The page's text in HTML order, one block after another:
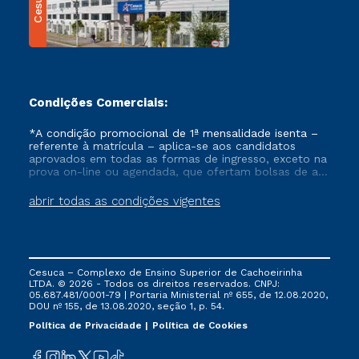
Condições Comerciais:
abrir todas as condições vigentes
*A condição promocional de 1ª mensalidade isenta –
referente à matrícula – aplica-se aos candidatos
aprovados em todas as formas de ingresso, exceto na
prova on-line ou agendada, que ofertam bolsas de até
vigente, que ainda não tenham efetivado e/ou não
tenham cancelado ou trancado sua matrícula em uma
via FIES, Prouni e outros programas governamentais, e
não se acumula com nenhuma outra campanha
ofertada pela Instituição.
Cesuca – Complexo de Ensino Superior de Cachoeirinha
LTDA. © 2026 - Todos os direitos reservados. CNPJ:
05.687.481/0001-79 | Portaria Ministerial nº 655, de 12.08.2020,
DOU nº 155, de 13.08.2020, seção 1, p. 54.
Política de Privacidade
Política de Cookies